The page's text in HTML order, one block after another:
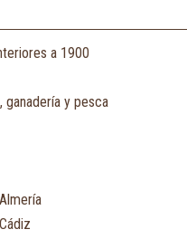
a 1900
ganadería y pesca